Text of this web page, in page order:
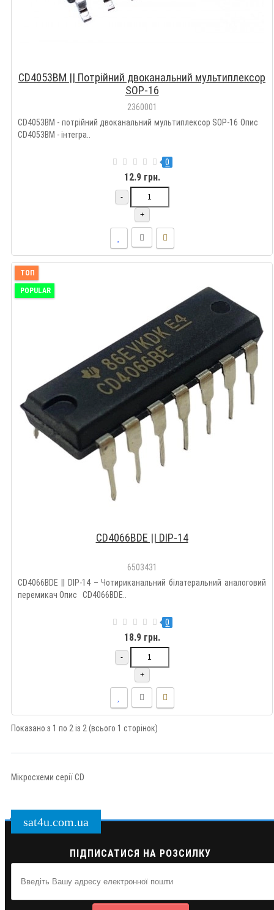
CD4053BM || Потрійний двоканальний мультиплексор
SOP-16
2360001
CD4053BM - потрійний двоканальний мультиплексор SOP-16 Опис
CD4053BM - інтегра..
0
12.9 грн.
-
+
ТОП
POPULAR
CD4066BDE || DIP-14
6503431
CD4066BDE || DIP-14 – Чотириканальний білатеральний аналоговий
перемикач Опис CD4066BDE..
0
18.9 грн.
-
+
Показано з 1 по 2 із 2 (всього 1 сторінок)
Мікросхеми серії CD
sat4u.com.ua
ПІДПИСАТИСЯ НА РОЗСИЛКУ